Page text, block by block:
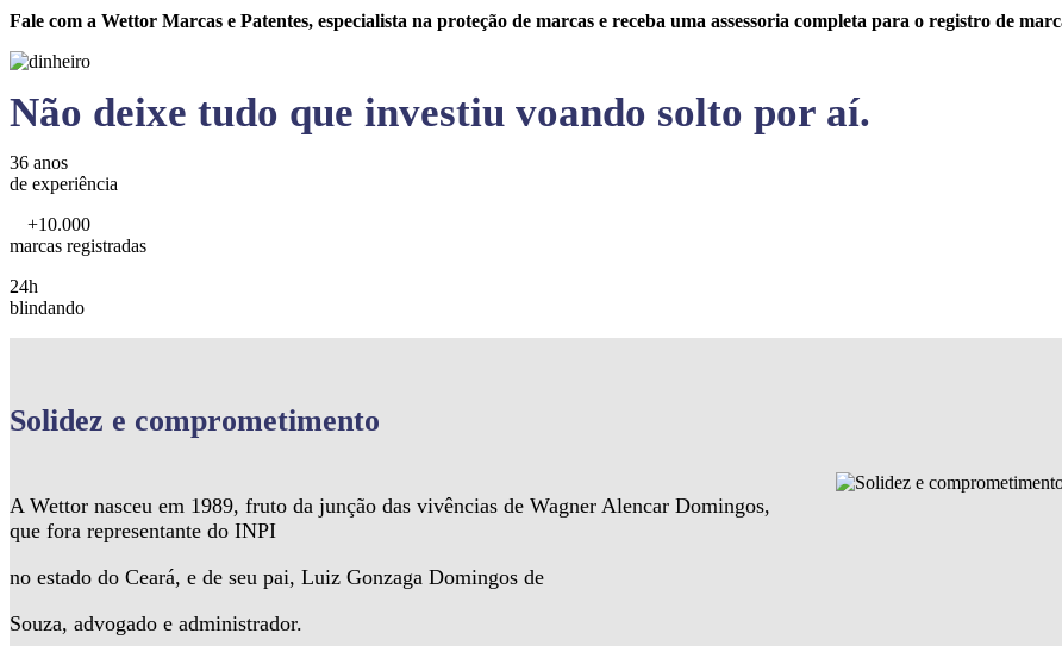
Fale com a Wettor Marcas e Patentes, especialista na proteção de marcas e receba uma assessoria completa para o registro de
Não deixe tudo que investiu voando solto por aí.
36 anos
de experiência
+10.000
marcas registradas
24h
blindando
Solidez e comprometimento
A Wettor nasceu em 1989, fruto da junção das vivências de Wagner Alencar Domingos,
que fora representante do INPI
no estado do Ceará, e de seu pai, Luiz Gonzaga Domingos de
Souza, advogado e administrador.